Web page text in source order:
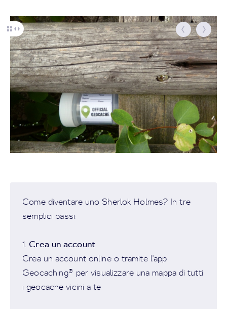
Come diventare uno Sherlok Holmes? In tre
semplici passi:
1. Crea un account
Crea un account online o tramite l'app
Geocaching® per visualizzare una mappa di tutti
i geocache vicini a te